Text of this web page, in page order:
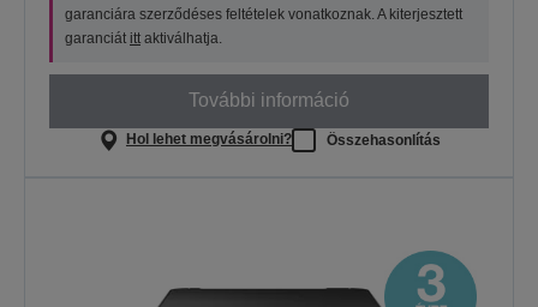
garanciára szerződéses feltételek vonatkoznak. A kiterjesztett
garanciát itt aktiválhatja.
További információ
Hol lehet megvásárolni? Összehasonlítás